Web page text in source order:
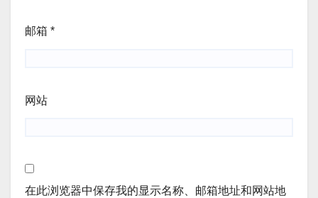
邮箱 *
网站
在此浏览器中保存我的显示名称、邮箱地址和网站地